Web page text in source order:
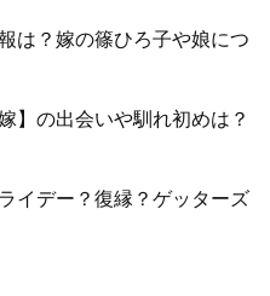
は？嫁の篠ひろ子や娘につ
】の出会いや馴れ初めは？
イデー？復縁？ゲッターズ